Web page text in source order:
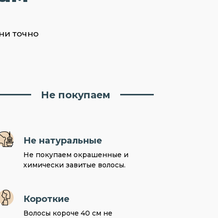
точно
Не покупаем
Не натуральные
Не покупаем окрашенные и
химически завитые волосы.
Короткие
Волосы короче 40 см не